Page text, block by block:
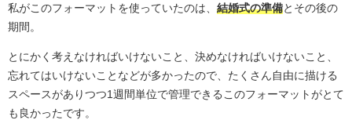
私がこのフォーマットを使っていたのは、 結婚式の準備とその後の
期間。
とにかく考えなければいけないこと、決めなければいけないこと、
忘れてはいけないことなどが多かったので、たくさん自由に描ける
スペースがありつつ1週間単位で管理できるこのフォーマットがとて
も良かったです。